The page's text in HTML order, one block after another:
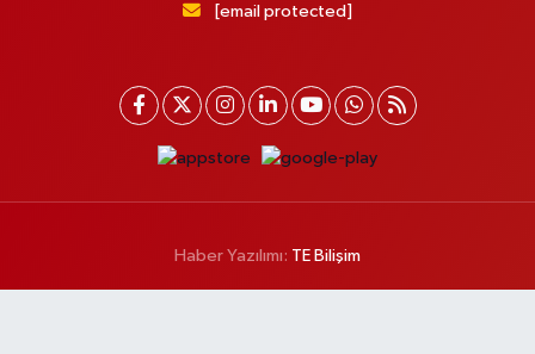
[email protected]
Haber Yazılımı: TE Bilişim